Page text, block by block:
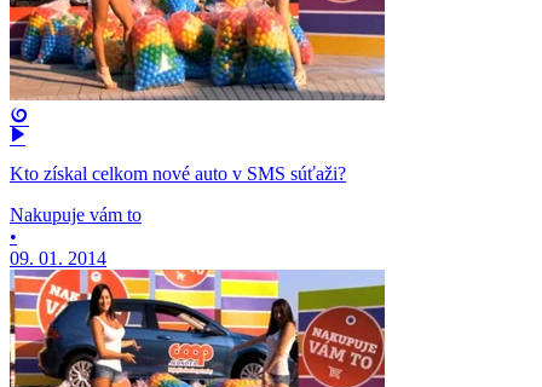
Kto získal celkom nové auto v SMS súťaži?
Nakupuje vám to
•
09. 01. 2014